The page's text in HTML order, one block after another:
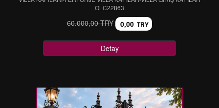
OLC22863
60.000,00 TRY 0,00 TRY
Detay